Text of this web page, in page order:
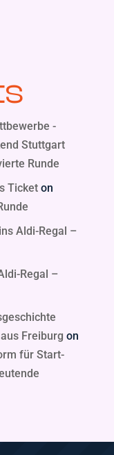
-
Stuttgart
Runde
Ticketon
Aldi-Regal –
Regal –
Freiburg on
für Start-